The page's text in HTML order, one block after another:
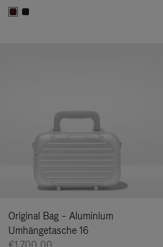
Original Bag – Aluminium
Umhängetasche 16